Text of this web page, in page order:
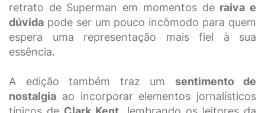
retrato de Superman em momentos de raiva e
dúvida pode ser um pouco incômodo para quem
espera uma representação mais fiel à sua
essência.
A edição também traz um sentimento de
nostalgia ao incorporar elementos jornalísticos